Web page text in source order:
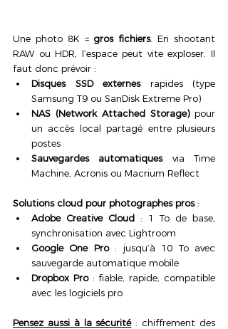
Une photo 8K = gros fichiers. En shootant
RAW ou HDR, l’espace peut vite exploser. Il
faut donc prévoir :
Disques SSD externes rapides (type
Samsung T9 ou SanDisk Extreme Pro)
NAS (Network Attached Storage) pour
un accès local partagé entre plusieurs
postes
Sauvegardes automatiques via Time
Machine, Acronis ou Macrium Reflect
Solutions cloud pour photographes pros :
Adobe Creative Cloud : 1 To de base,
synchronisation avec Lightroom
Google One Pro : jusqu’à 10 To avec
sauvegarde automatique mobile
Dropbox Pro : fiable, rapide, compatible
avec les logiciels pro
Pensez aussi à la sécurité : chiffrement des